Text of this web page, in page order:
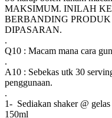
MAKSIMUM. INILAH
BERBANDING
DIPASARAN.
.
Q10 : Macam mana cara
.
A10 : Sebekas utk 30
penggunaan.
.
1- Sediakan shaker @
150ml